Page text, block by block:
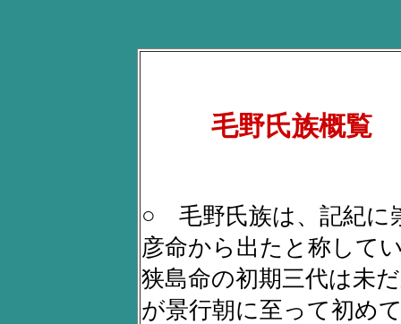
毛野氏族概覧
○ 毛野氏族は、記紀に
彦命から出たと称して
狭島命の初期三代は未
が景行朝に至って初め